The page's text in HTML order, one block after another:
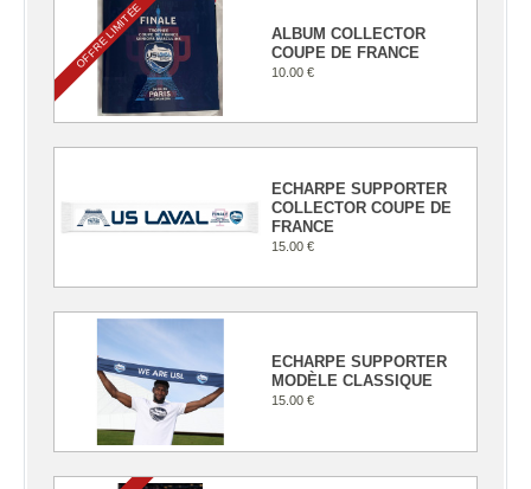
ALBUM COLLECTOR
COUPE DE FRANCE
10.00 €
OFFRE LIMITÉE
ECHARPE SUPPORTER
COLLECTOR COUPE DE
FRANCE
15.00 €
ECHARPE SUPPORTER
MODÈLE CLASSIQUE
15.00 €